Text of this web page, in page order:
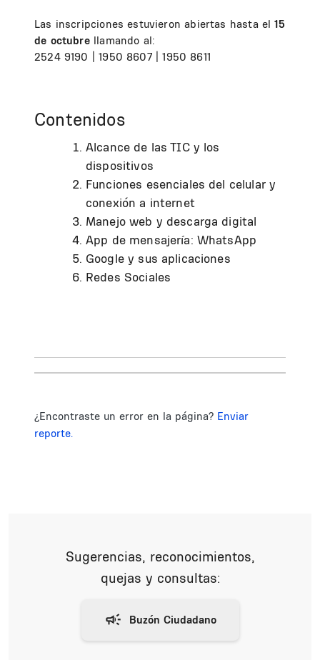
Las inscripciones estuvieron abiertas hasta el 15
de octubrellamando al:
2524 9190
1950 8607 1950 8611
Contenidos
Alcance de las TIC y los
dispositivos
Funciones esenciales del celular y
conexión a internet
Manejo web y descarga digital
App de mensajería: WhatsApp
Google y sus aplicaciones
Redes Sociales
¿Encontraste un error en la página? Enviar
reporte.
Sugerencias, reconocimientos,
quejas y consultas: